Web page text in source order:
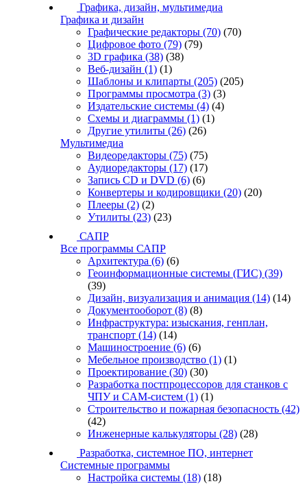
Графика, дизайн, мультимедиа
Графика и дизайн
Графические редакторы (70) (70)
Цифровое фото (79) (79)
3D графика (38) (38)
Веб-дизайн (1) (1)
Шаблоны и клипарты (205) (205)
Программы просмотра (3) (3)
Издательские системы (4) (4)
Схемы и диаграммы (1) (1)
Другие утилиты (26) (26)
Мультимедиа
Видеоредакторы (75) (75)
Аудиоредакторы (17) (17)
Запись CD и DVD (6) (6)
Конвертеры и кодировщики (20) (20)
Плееры (2) (2)
Утилиты (23) (23)
САПР
Все программы САПР
Архитектура (6) (6)
Геоинформационные системы (ГИС) (39)
(39)
Дизайн, визуализация и анимация (14) (14)
Документооборот (8) (8)
Инфраструктура: изыскания, генплан,
транспорт (14) (14)
Машиностроение (6) (6)
Мебельное производство (1) (1)
Проектирование (30) (30)
Разработка постпроцессоров для станков с
ЧПУ и CAM-систем (1) (1)
Строительство и пожарная безопасность (42)
(42)
Инженерные калькуляторы (28) (28)
Разработка, системное ПО, интернет
Системные программы
Настройка системы (18) (18)